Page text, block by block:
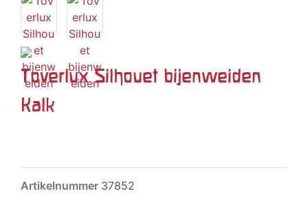
Toverlux Silhouet bijenweiden
Kalk
Artikelnummer 37852